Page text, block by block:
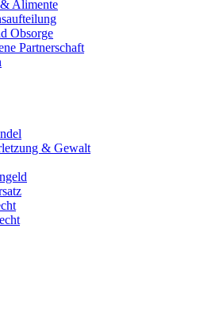
Alimente
Obsorge
Partnerschaft
& Gewalt